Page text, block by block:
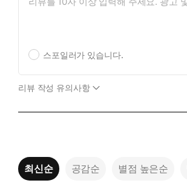
스포일러가 있습니다.
리뷰 작성 유의사항
최신순 공감순 별점 높은순